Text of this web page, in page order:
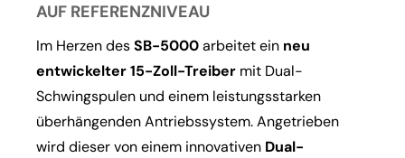
AUF REFERENZNIVEAU
Im Herzen desSB-5000arbeitet ein neu
entwickelter 15-Zoll-Treiber mit Dual-
Schwingspulen und einem leistungsstarken
überhängenden Antriebssystem. Angetrieben
wird dieser von einem innovativen Dual-